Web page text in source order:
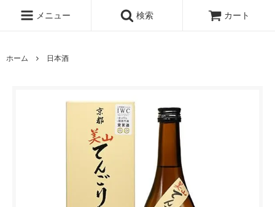
メニュー 検索 カート
ホーム 日本酒